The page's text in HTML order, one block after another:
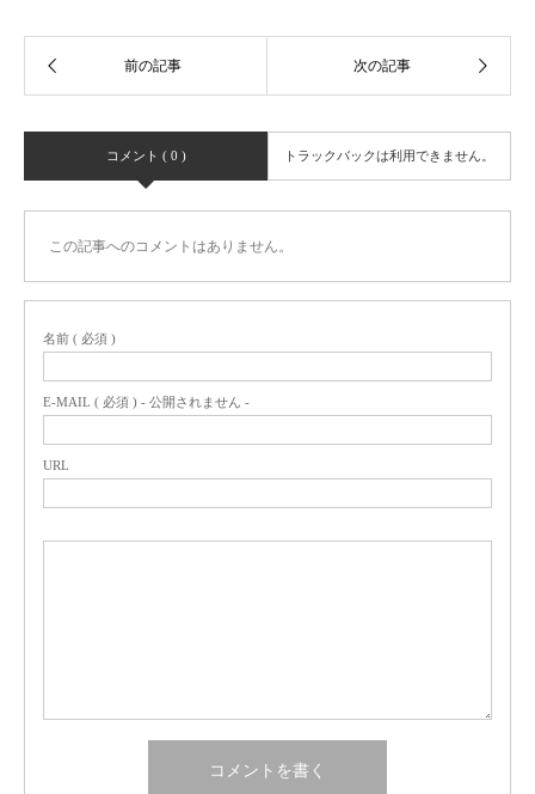
コメント ( 0 ) トラックバックは利用できません。
この記事へのコメントはありません。
名前 ( 必須 )
E-MAIL ( 必須 ) - 公開されません -
URL